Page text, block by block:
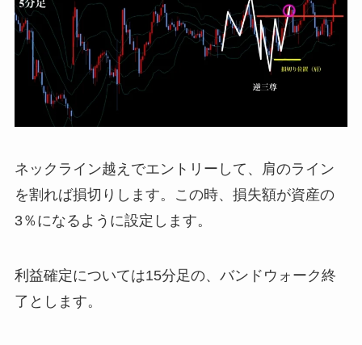
ネックライン越えでエントリーして、肩のライン
を割れば損切りします。この時、損失額が資産の
3％になるように設定します。
利益確定については15分足の、バンドウォーク終
了とします。